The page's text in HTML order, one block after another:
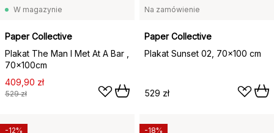
W magazynie
Paper Collective
Plakat The Man I Met At A Bar ,
70x100cm
409,90 zł
529 zł
Na zamówienie
Paper Collective
Plakat Sunset 02, 70x100 cm
529 zł
-12% -18%